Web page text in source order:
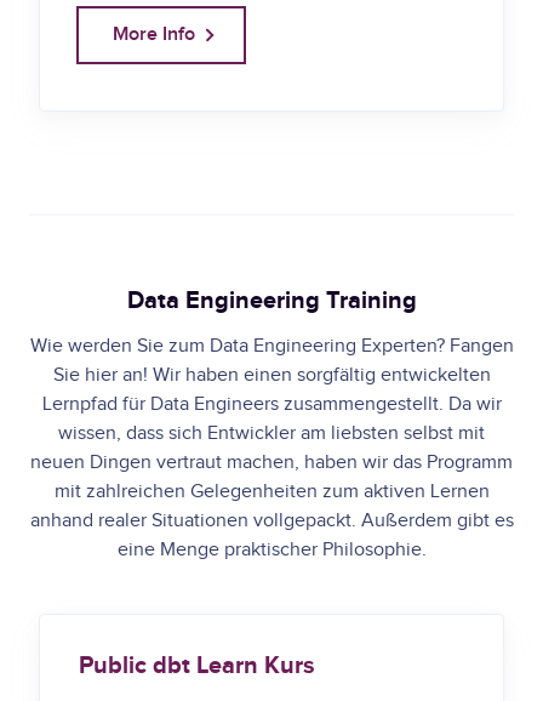
More Info
Data Engineering Training
Wie werden Sie zum Data Engineering Experten? Fangen
Sie hier an! Wir haben einen sorgfältig entwickelten
Lernpfad für Data Engineers zusammengestellt. Da wir
wissen, dass sich Entwickler am liebsten selbst mit
neuen Dingen vertraut machen, haben wir das Programm
mit zahlreichen Gelegenheiten zum aktiven Lernen
anhand realer Situationen vollgepackt. Außerdem gibt es
eine Menge praktischer Philosophie.
Public dbt Learn Kurs